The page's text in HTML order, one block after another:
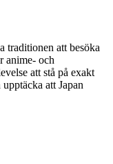
traditionen att besöka
anime- och
att stå på exakt
att Japan